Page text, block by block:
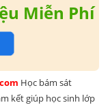
Miễn Phí
Học bám sát
kết giúp học sinh lớp